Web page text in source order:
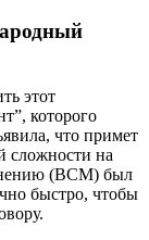
этот
которого
что примет
сложности на
(ВСМ) был
быстро, чтобы